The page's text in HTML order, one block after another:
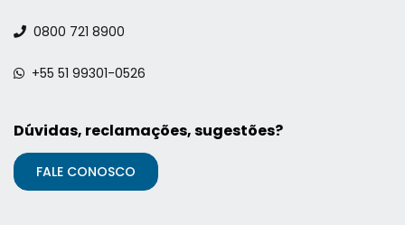
0800 721 8900
+55 51 99301-0526
Dúvidas, reclamações, sugestões?
FALE CONOSCO